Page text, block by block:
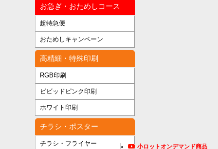
お急ぎ・おためしコース
超特急便
おためしキャンペーン
高精細・特殊印刷
RGB印刷
ビビッドピンク印刷
ホワイト印刷
チラシ・ポスター
チラシ・フライヤー 小ロットオンデマンド商品